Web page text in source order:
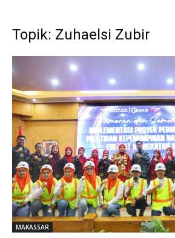
Topik: Zuhaelsi Zubir
MAKASSAR